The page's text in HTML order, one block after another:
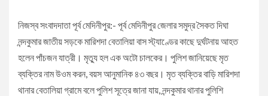
নিজস্ব সংবাদদাতা পূর্ব মেদিনীপুর:- পূর্ব মেদিনীপুর জেলার সমুদ্র সৈকত দিঘা
নন্দকুমার জাতীয় সড়কে মারিশদা বেতালিয়া বাস স্ট্যাণ্ডের কাছে দুর্ঘটনায় আহত
হলেন পাঁচজন যাত্রী। মৃত্যু হল এক অটো চালকের। পুলিশ জানিয়েছে মৃত
ব্যক্তির নাম উওম করন, বয়স আনুমানিক ৪৩ বছর। মৃত ব্যক্তির বাড়ি মারিশদা
থানার বেতালিয়া গ্রামে বলে পুলিশ সূত্রে জানা যায়, নন্দকুমার থানার পুলিশি